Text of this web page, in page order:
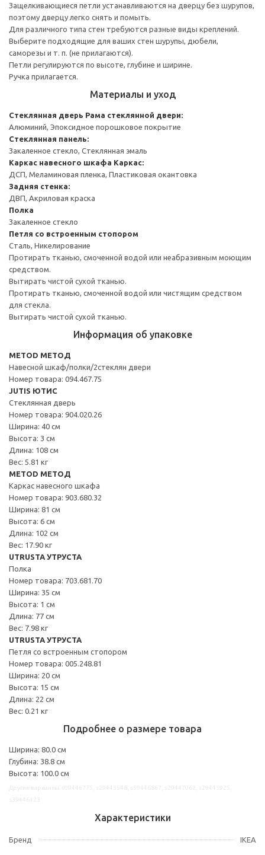
Защелкивающиеся петли устанавливаются на дверцу без шурупов,
поэтому дверцу легко снять и помыть.
Для различного типа стен требуются разные виды креплений.
Выберите подходящие для ваших стен шурупы, дюбели,
саморезы и т. п. (не прилагаются).
Петли регулируются по высоте, глубине и ширине.
Ручка прилагается.
Материалы и уход
Стеклянная дверь Рама стеклянной двери:
Алюминий, Эпоксидное порошковое покрытие
Стеклянная панель:
Закаленное стекло, Стеклянная эмаль
Каркас навесного шкафа Каркас:
ДСП, Меламиновая пленка, Пластиковая окантовка
Задняя стенка:
ДВП, Акриловая краска
Полка
Закаленное стекло
Петля со встроенным стопором
Сталь, Никелирование
Протирать тканью, смоченной водой или неабразивным моющим
средством.
Вытирать чистой сухой тканью.
Протирать тканью, смоченной водой или чистящим средством
для стекла.
Вытирать чистой сухой тканью.
Информация об упаковке
METOD МЕТОД
Навесной шкаф/полки/2стеклян двери
Номер товара: 094.467.75
JUTIS ЮТИС
Стеклянная дверь
Номер товара: 904.020.26
Ширина: 40 см
Высота: 3 см
Длина: 108 см
Вес: 5.81 кг
METOD МЕТОД
Каркас навесного шкафа
Номер товара: 903.680.32
Ширина: 81 см
Высота: 6 см
Длина: 102 см
Вес: 17.90 кг
UTRUSTA УТРУСТА
Полка
Номер товара: 703.681.70
Ширина: 35 см
Высота: 1 см
Длина: 77 см
Вес: 7.98 кг
UTRUSTA УТРУСТА
Петля со встроенным стопором
Номер товара: 005.248.81
Ширина: 20 см
Высота: 15 см
Длина: 22 см
Вес: 0.21 кг
Подробнее о размере товара
Ширина: 80.0 см
Глубина: 38.8 см
Высота: 100.0 см
Характеристики
Бренд IKEA